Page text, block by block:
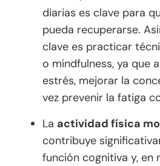
diarias es clave para
pueda recuperarse.
clave es practicar
o mindfulness, ya que
estrés, mejorar la
vez prevenir la fatiga
La actividad física
contribuye
función cognitiva y, en